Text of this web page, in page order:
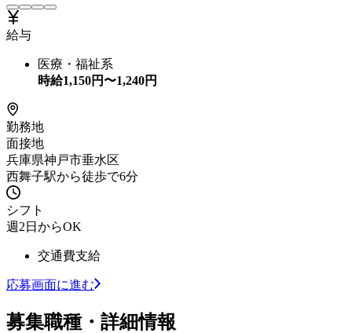
給与
医療・福祉系
時給1,150円〜1,240円
勤務地
面接地
兵庫県神戸市垂水区
西舞子駅から徒歩で6分
シフト
週2日からOK
交通費支給
応募画面に進む
募集職種・詳細情報